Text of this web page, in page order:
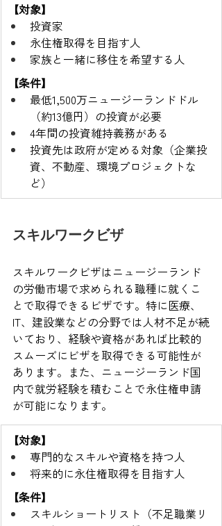
【対象】
投資家
永住権取得を目指す人
家族と一緒に移住を希望する人
【条件】
最低1,500万ニュージーランドドル
（約13億円）の投資が必要
4年間の投資維持義務がある
投資先は政府が定める対象（企業投
資、不動産、環境プロジェクトな
ど）
スキルワークビザ
スキルワークビザはニュージーランド
の労働市場で求められる職種に就くこ
とで取得できるビザです。特に医療、
IT、建設業などの分野では人材不足が続
いており、経験や資格があれば比較的
スムーズにビザを取得できる可能性が
あります。また、ニュージーランド国
内で就労経験を積むことで永住権申請
が可能になります。
【対象】
専門的なスキルや資格を持つ人
将来的に永住権取得を目指す人
【条件】
スキルショートリスト（不足職業リ